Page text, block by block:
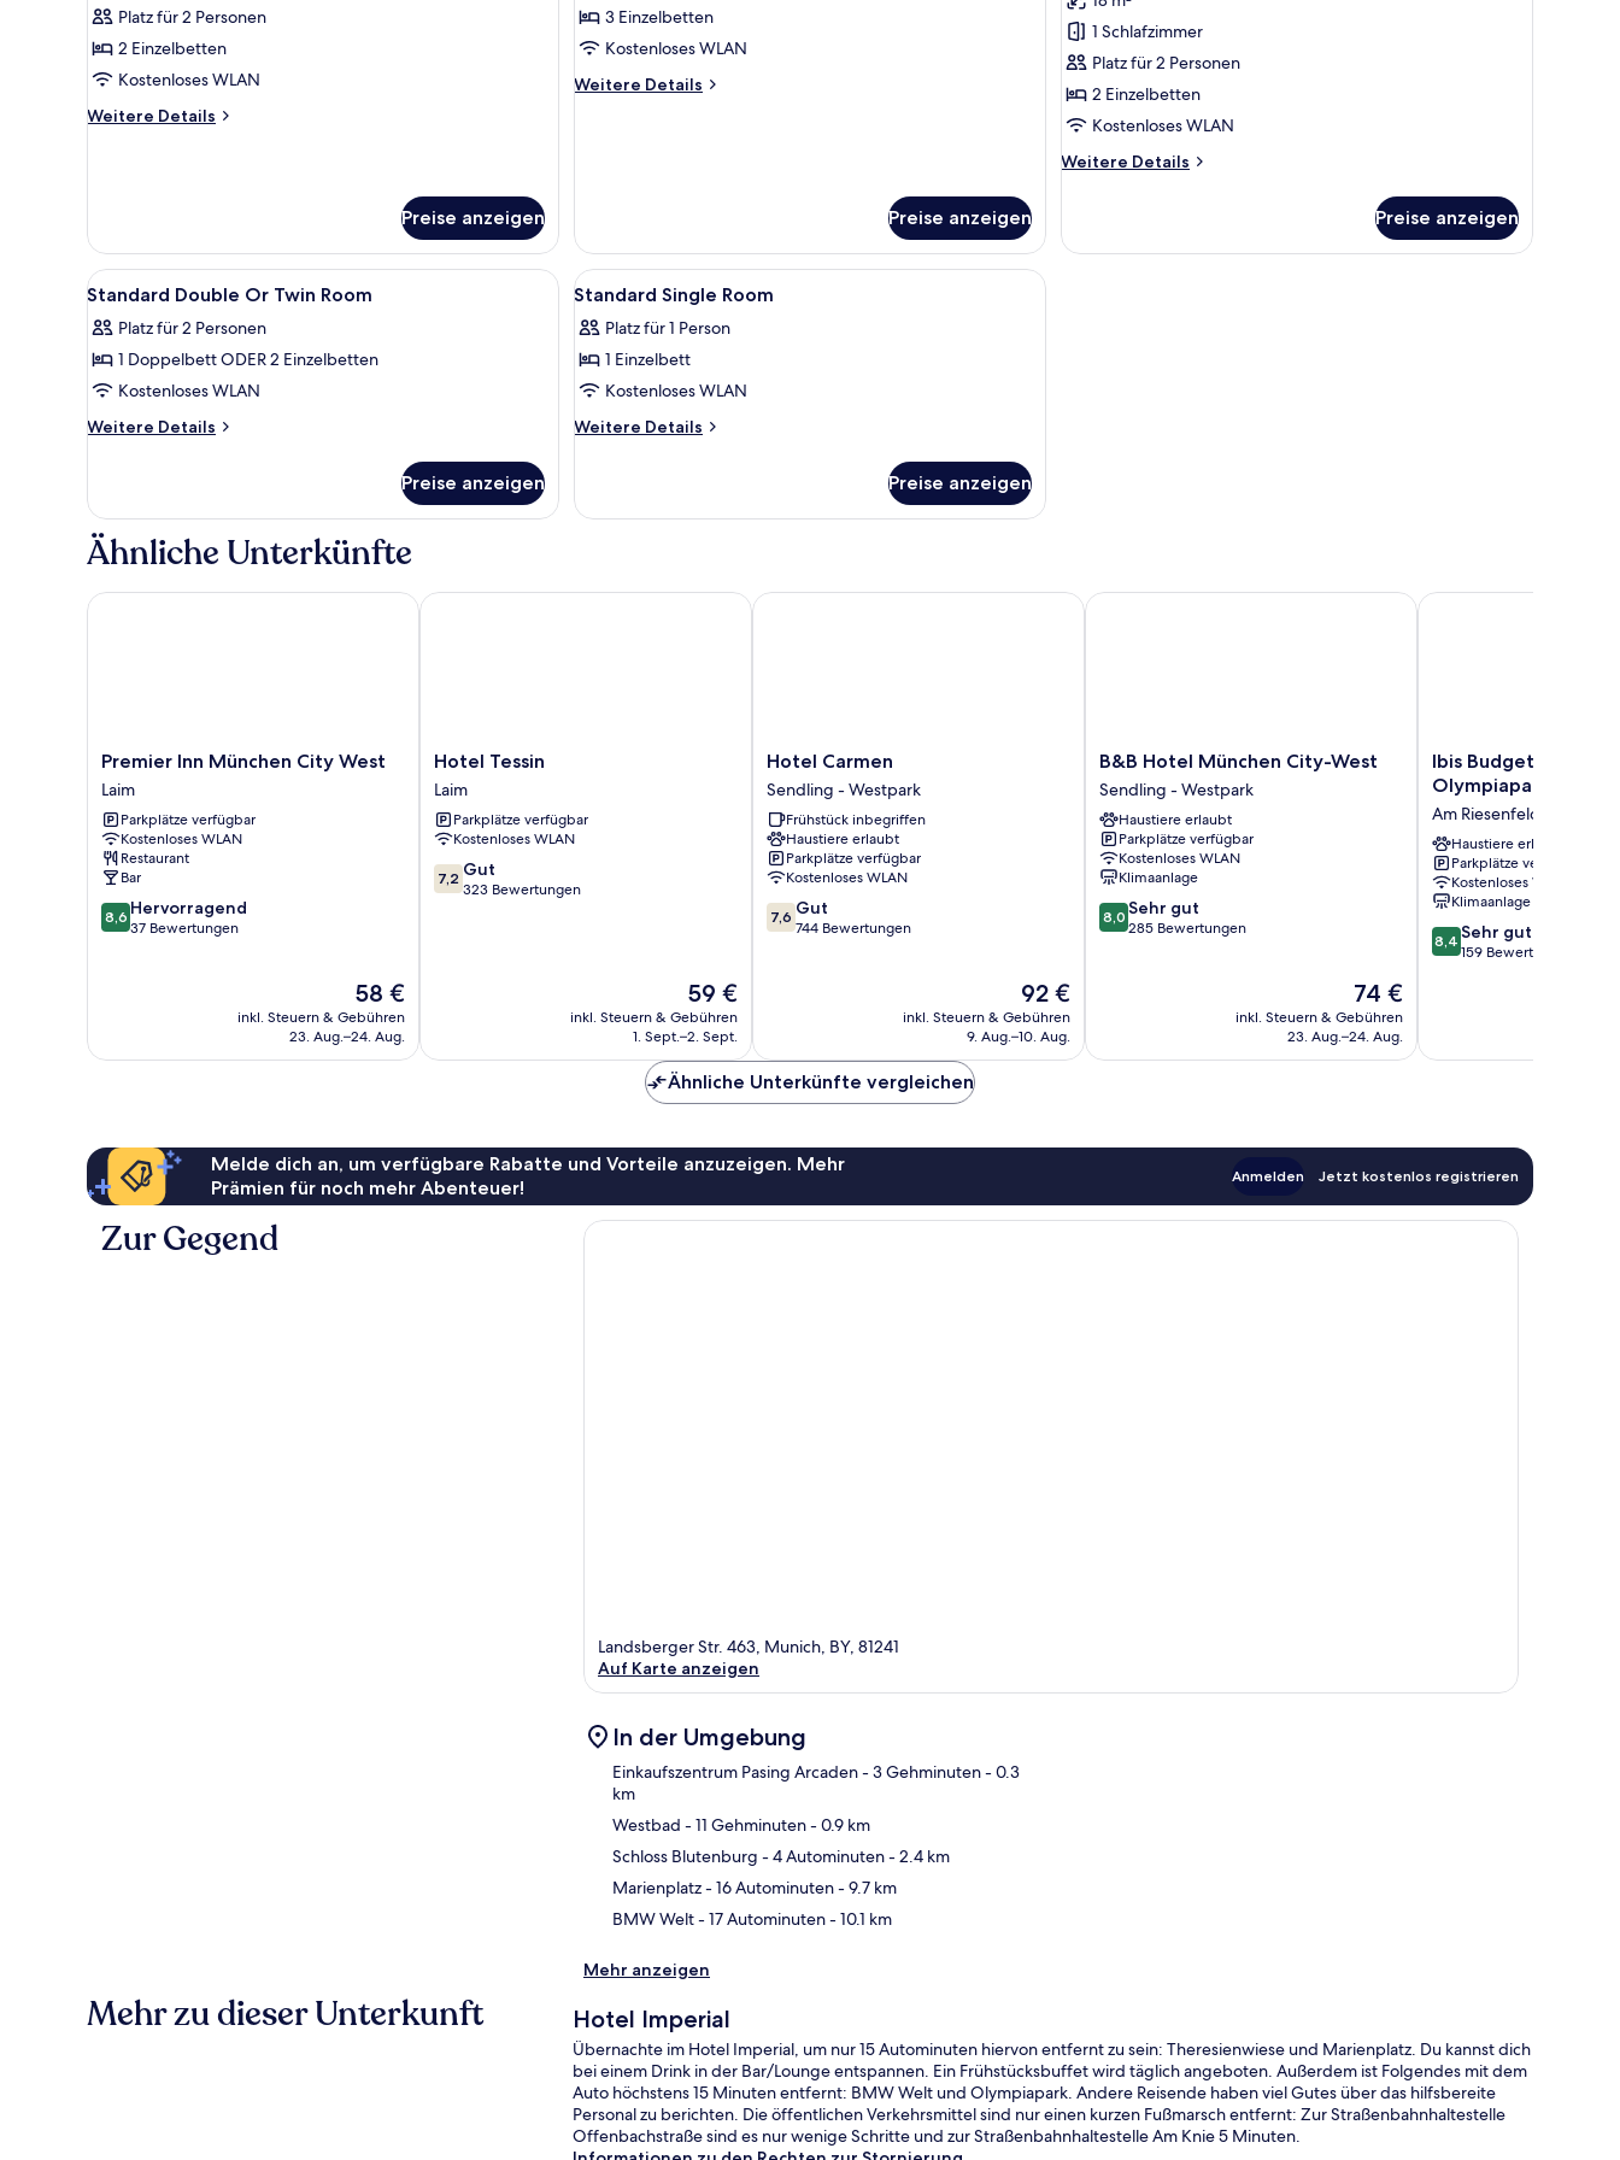
anzeigen
Platz für 2 Personen
2 Einzelbetten
Kostenloses WLAN
Weitere Details
Weitere
Preise anzeigen
anzeigen
3 Einzelbetten
Kostenloses WLAN
Weitere Details
Weitere
Preise anzeigen
Doppelzimmer
anzeigen
1 Schlafzimmer
Platz für 2 Personen
2 Einzelbetten
Kostenloses WLAN
Weitere Details
Weitere
Doppelzimmer
Preise anzeigen
Alle
Fotos
für
Standard
Double
Or
anzeigen
Allergikerbettwaren, Schreibtisch, kostenloses WLAN, Bettwäsche
10
Standard Double Or Twin Room
Platz für 2 Personen
1 Doppelbett ODER 2 Einzelbetten
Kostenloses WLAN
Weitere Details
Weitere
Double
Or
Twin
Preise anzeigen
Alle
Fotos
für
Standard
Single
Room
Ein Badezimmer mit Dusche, Spiegel und Waschbecken.
1
Standard Single Room
Platz für 1 Person
1 Einzelbett
Kostenloses WLAN
Weitere Details
Weitere
Single
Preise anzeigen
Ähnliche Unterkünfte
Premier
Inn
München
City
West
Laim
Premier Inn München City West
Laim
Parkplätze verfügbar
Kostenloses WLAN
Restaurant
Bar
8.6
von
8,6 Hervorragend
37 Bewertungen
Der
Preis
beträgt
58 €
inkl. Steuern & Gebühren
23. Aug.–24. Aug.
Premier Inn München City West
Hotel
Tessin
Laim
Hotel Tessin
Laim
Parkplätze verfügbar
Kostenloses WLAN
7.2
von
7,2 Gut
323 Bewertungen
Der
Preis
beträgt
59 €
inkl. Steuern & Gebühren
1. Sept.–2. Sept.
Hotel Tessin
Hotel
Carmen
Sendling
-
Westpark
Hotel Carmen
Sendling - Westpark
Frühstück inbegriffen
Haustiere erlaubt
Parkplätze verfügbar
Kostenloses WLAN
7.6
von
7,6 Gut
744 Bewertungen
Der
Preis
beträgt
92 €
inkl. Steuern & Gebühren
9. Aug.–10. Aug.
Hotel Carmen
B&B
Hotel
München
City-
West
Sendling
-
Westpark
B&B Hotel München City-West
Sendling - Westpark
Haustiere erlaubt
Parkplätze verfügbar
Kostenloses WLAN
Klimaanlage
8.0
von
8,0 Sehr gut
285 Bewertungen
Der
Preis
beträgt
74 €
inkl. Steuern & Gebühren
23. Aug.–24. Aug.
B&B Hotel München City-West
Ibis
Budget
Muenchen
City
Olympiapark
Am
Riesenfeld
Ibis Budget
Olympiapark
Am Riesenfeld
Haustiere erlaubt
Parkplätze verfügbar
Kostenloses WLAN
Klimaanlage
8.4
von
Bewertungen
8,4 Sehr gut
159 Bewertungen
Ibis Budget
Ähnliche Unterkünfte vergleichen
Melde dich an, um verfügbare Rabatte und Vorteile anzuzeigen. Mehr
Prämien für noch mehr Abenteuer!
Anmelden Jetzt kostenlos registrieren
Zur Gegend
Landsberger Str. 463, Munich, BY, 81241
Auf Karte anzeigen
In der Umgebung
Einkaufszentrum Pasing Arcaden- 3 Gehminuten- 0.3
km
Westbad - 11 Gehminuten- 0.9 km
Schloss Blutenburg - 4 Autominuten- 2.4 km
Marienplatz- 16 Autominuten- 9.7 km
BMW Welt- 17 Autominuten- 10.1 km
Mehr anzeigen
Mehr zu dieser Unterkunft Hotel Imperial
Übernachte im Hotel Imperial, um nur 15 Autominuten hiervon entfernt zu sein: Theresienwiese und Marienplatz. Du kannst dich
bei einem Drink in der Bar/Lounge entspannen. Ein Frühstücksbuffet wird täglich angeboten. Außerdem ist Folgendes mit dem
Auto höchstens 15 Minuten entfernt: BMW Welt und Olympiapark. Andere Reisende haben viel Gutes über das hilfsbereite
Personal zu berichten. Die öffentlichen Verkehrsmittel sind nur einen kurzen Fußmarsch entfernt: Zur Straßenbahnhaltestelle
Offenbachstraße sind es nur wenige Schritte und zur Straßenbahnhaltestelle Am Knie 5 Minuten.